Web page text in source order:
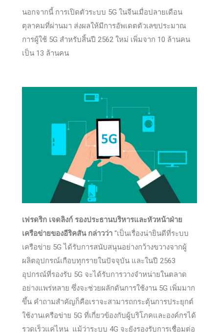
นอกจากนี้ การเปิดตัวระบบ 5G ในจีนเมื่อปลายเดือน
ตุลาคมที่ผ่านมา ส่งผลให้มีการอัพเดตตัวเลขประมาณ
การผู้ใช้ 5G สำหรับสิ้นปี 2562 ใหม่ เพิ่มจาก 10 ล้านคน
เป็น 13 ล้านคน
เฟรดริก เจดลิงก์ รองประธานบริหารและหัวหน้าฝ่าย
เครือข่ายของอีริคสัน กล่าวว่า “เป็นเรื่องน่ายินดีที่ระบบ
เครือข่าย 5G ได้รับการสนับสนุนอย่างกว้างขวางจากผู้
ผลิตอุปกรณ์เกือบทุกรายในปัจจุบัน และในปี 2563
อุปกรณ์ที่รองรับ 5G จะได้รับการวางจำหน่ายในตลาด
อย่างแพร่หลาย ซึ่งจะช่วยผลักดันการใช้งาน 5G เพิ่มมาก
ขึ้น คำถามสำคัญก็คือเราจะสามารถกระตุ้นการประยุกต์
ใช้งานเครือข่าย 5G ที่เกี่ยวข้องกับผู้บริโภคและองค์กรได้
รวดเร็วแค่ไหน แม้ว่าระบบ 4G จะยังรองรับการเชื่อมต่อ